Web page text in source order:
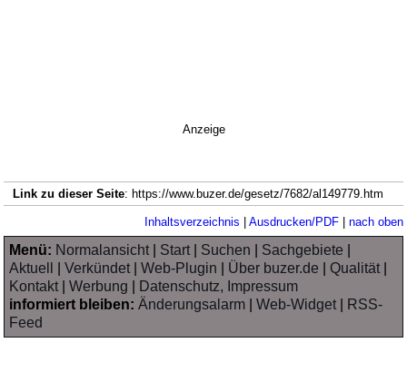
Anzeige
Link zu dieser Seite: https://www.buzer.de/gesetz/7682/al149779.htm
Inhaltsverzeichnis | Ausdrucken/PDF| nach oben
Menü: Normalansicht| Start| Suchen Sachgebiete
Aktuell
|Verkündet|Web-Plugin Über buzer.de |Qualität|
Kontakt|Werbung
Datenschutz, Impressum
informiert bleiben: Änderungsalarm |Web-Widget|
RSS-
Feed